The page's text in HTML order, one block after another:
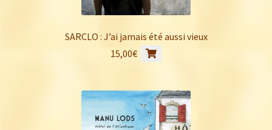
SARCLO : J’ai jamais été aussi vieux
15,00€